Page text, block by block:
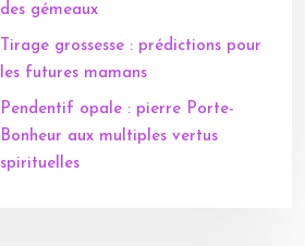
des gémeaux
Tirage grossesse : prédictions pour
les futures mamans
Pendentif opale : pierre Porte-
Bonheur aux multiples vertus
spirituelles